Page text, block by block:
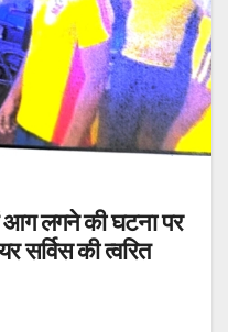
लगने की घटना पर
सर्विस की त्वरित